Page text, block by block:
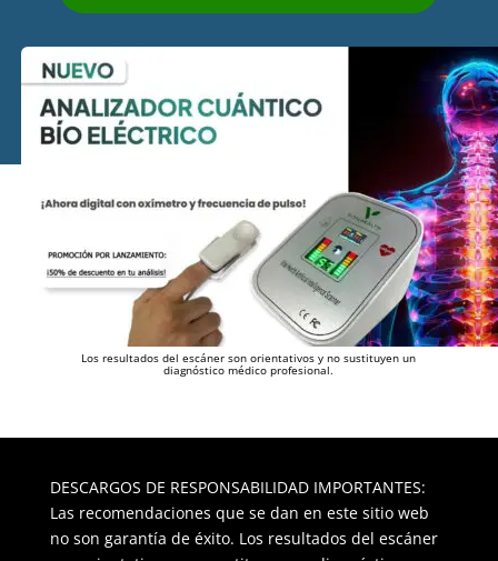
Los resultados del escáner son orientativos y no sustituyen un
diagnóstico médico profesional.
DESCARGOS DE RESPONSABILIDAD IMPORTANTES:
Las recomendaciones que se dan en este sitio web
no son garantía de éxito. Los resultados del escáner